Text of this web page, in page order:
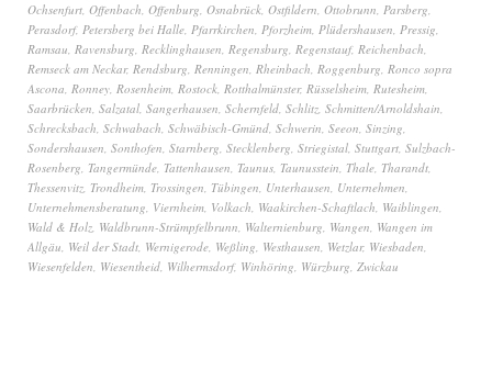
Ochsenfurt, Offenbach, Offenburg, Osnabrück, Ostfildern, Ottobrunn, Parsberg,
Perasdorf, Petersberg bei Halle, Pfarrkirchen, Pforzheim, Plüdershausen, Pressig,
Ramsau, Ravensburg, Recklinghausen, Regensburg, Regenstauf, Reichenbach,
Remseck am Neckar, Rendsburg, Renningen, Rheinbach, Roggenburg, Ronco sopra
Ascona, Ronney, Rosenheim, Rostock, Rotthalmünster, Rüsselsheim, Rutesheim,
Saarbrücken, Salzatal, Sangerhausen, Schernfeld, Schlitz, Schmitten/Arnoldshain,
Schrecksbach, Schwabach, Schwäbisch-Gmünd, Schwerin, Seeon, Sinzing,
Sondershausen, Sonthofen, Starnberg, Stecklenberg, Striegistal, Stuttgart, Sulzbach-
Rosenberg, Tangermünde, Tattenhausen, Taunus, Taunusstein, Thale, Tharandt,
Thessenvitz, Trondheim, Trossingen, Tübingen, Unterhausen, Unternehmen,
Unternehmensberatung, Viernheim, Volkach, Waakirchen-Schaftlach, Waiblingen,
Wald & Holz, Waldbrunn-Strümpfelbrunn, Walternienburg, Wangen, Wangen im
Allgäu, Weil der Stadt, Wernigerode, Weßling, Westhausen, Wetzlar, Wiesbaden,
Wiesenfelden, Wiesentheid, Wilhermsdorf, Winhöring, Würzburg, Zwickau